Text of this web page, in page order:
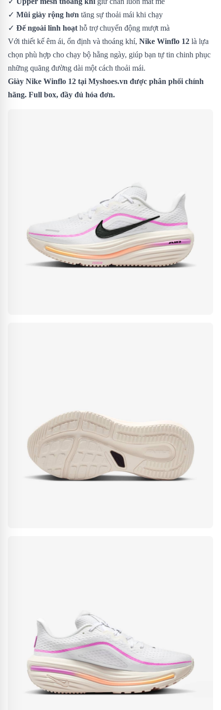
✓ Mũi giày rộng hơn tăng sự thoải mái khi chạy
✓ Đế ngoài linh hoạt hỗ trợ chuyển động mượt mà
Với thiết kế êm ái, ổn định và thoáng khí, Nike Winflo 12 là lựa
chọn phù hợp cho chạy bộ hằng ngày, giúp bạn tự tin chinh phục
những quãng đường dài một cách thoải mái.
Giày Nike Winflo 12 tại Myshoes.vn được phân phối chính
hãng. Full box, đầy đủ hóa đơn.